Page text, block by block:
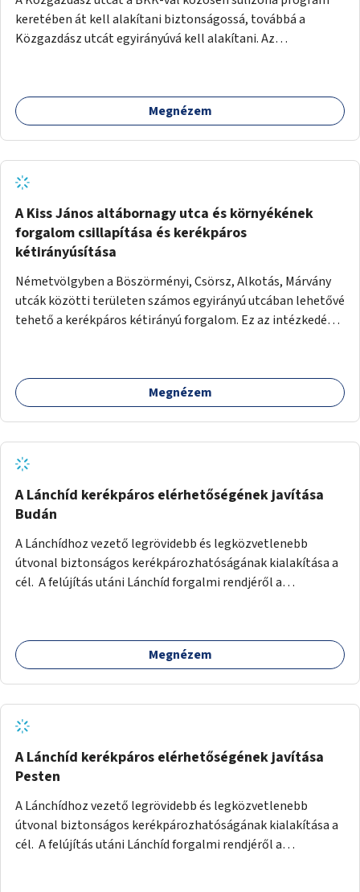
keretében át kell alakítani biztonságossá, továbbá a
Közgazdász utcát egyirányúvá kell alakítani. Az
kialakításával. A kettő között a Művelődés utca pedig
rendkívül balesetveszélyes és védett útszakasszá kell
program és forgalomszabályozás (aktív/passzív) -
Közgazdász utca - Művelődés utca - Park utca tengelyen.
Megnézem
A Kiss János altábornagy utca és környékének
forgalom csillapítása és kerékpáros
kétirányúsítása
Németvölgyben a Böszörményi, Csörsz, Alkotás, Márvány
utcák közötti területen számos egyirányú utcában lehetővé
tehető a kerékpáros kétirányú forgalom. Ez az intézkedés
Megnézem
A Lánchíd kerékpáros elérhetőségének javítása
Budán
A Lánchídhoz vezető legrövidebb és legközvetlenebb
útvonal biztonságos kerékpározhatóságának kialakítása a
cél. A felújítás utáni Lánchíd forgalmi rendjéről a
megtörtént az első lépése annak, hogy a belváros
tengelyében is megerősödjön a Buda és Pest közötti
lehetővé kell tenni a kerékpárosbarát kialakítást. Legyen
biztonságosan kerékpározható az Alagút, a Mészáros utca
és a Márvány utca is!
Megnézem
A Lánchíd kerékpáros elérhetőségének javítása
Pesten
A Lánchídhoz vezető legrövidebb és legközvetlenebb
útvonal biztonságos kerékpározhatóságának kialakítása a
cél. A felújítás utáni Lánchíd forgalmi rendjéről a